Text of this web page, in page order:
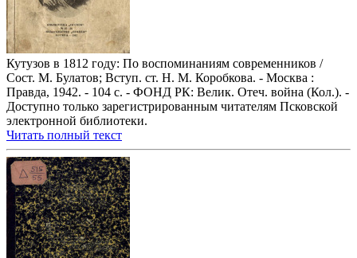
Кутузов в 1812 году: По воспоминаниям современников /
Сост. М. Булатов; Вступ. ст. Н. М. Коробкова. - Москва :
Правда, 1942. - 104 с. - ФОНД РК: Велик. Отеч. война (Кол.). -
Доступно только зарегистрированным читателям Псковской
электронной библиотеки.
Читать полный текст